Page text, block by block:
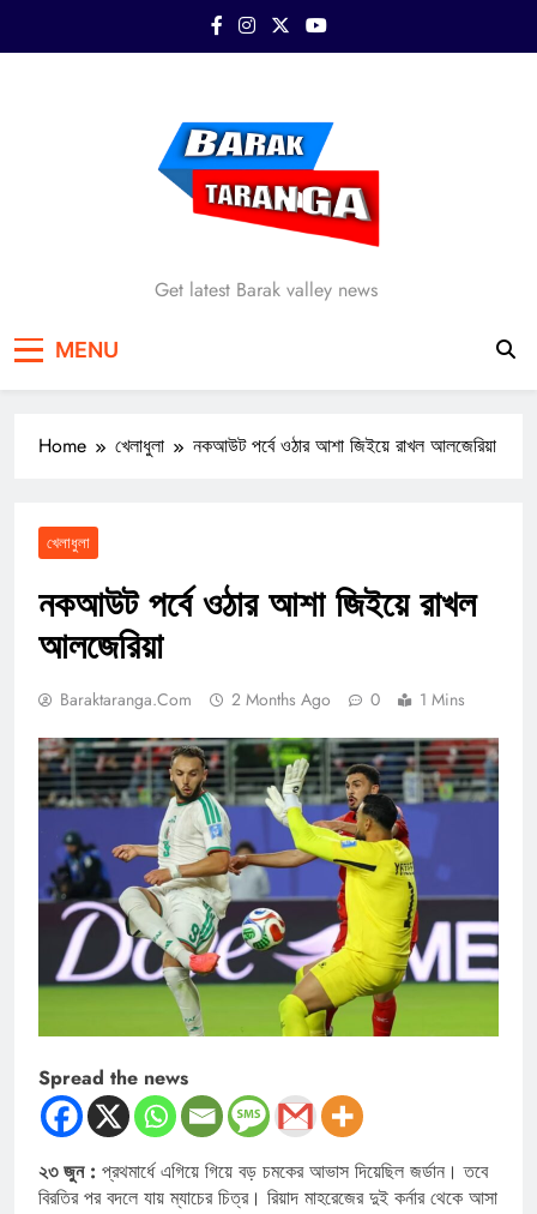
Barak Taranga
Get latest Barak valley news
MENU
Home খেলাধুলা নকআউট পর্বে ওঠার আশা জিইয়ে রাখল আলজেরিয়া
খেলাধুলা
নকআউট পর্বে ওঠার আশা জিইয়ে রাখল
আলজেরিয়া
Baraktaranga.com 2 Months Ago 0 1 Mins
Spread the news
২৩ জুন : প্রথমার্ধে এগিয়ে গিয়ে বড় চমকের আভাস দিয়েছিল জর্ডান। তবে
বিরতির পর বদলে যায় ম্যাচের চিত্র। রিয়াদ মাহরেজের দুই কর্নার থেকে আসা